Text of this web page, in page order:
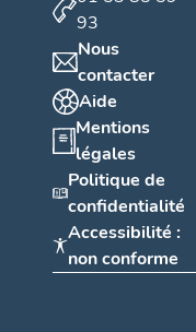
93
Nous
contacter
Aide
Mentions
légales
Politique de
confidentialité
Accessibilité :
non conforme